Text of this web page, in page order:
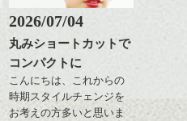
2026/07/04
丸みショートカットで
コンパクトに
こんにちは、これからの
時期スタイルチェンジを
お考えの方多いと思いま